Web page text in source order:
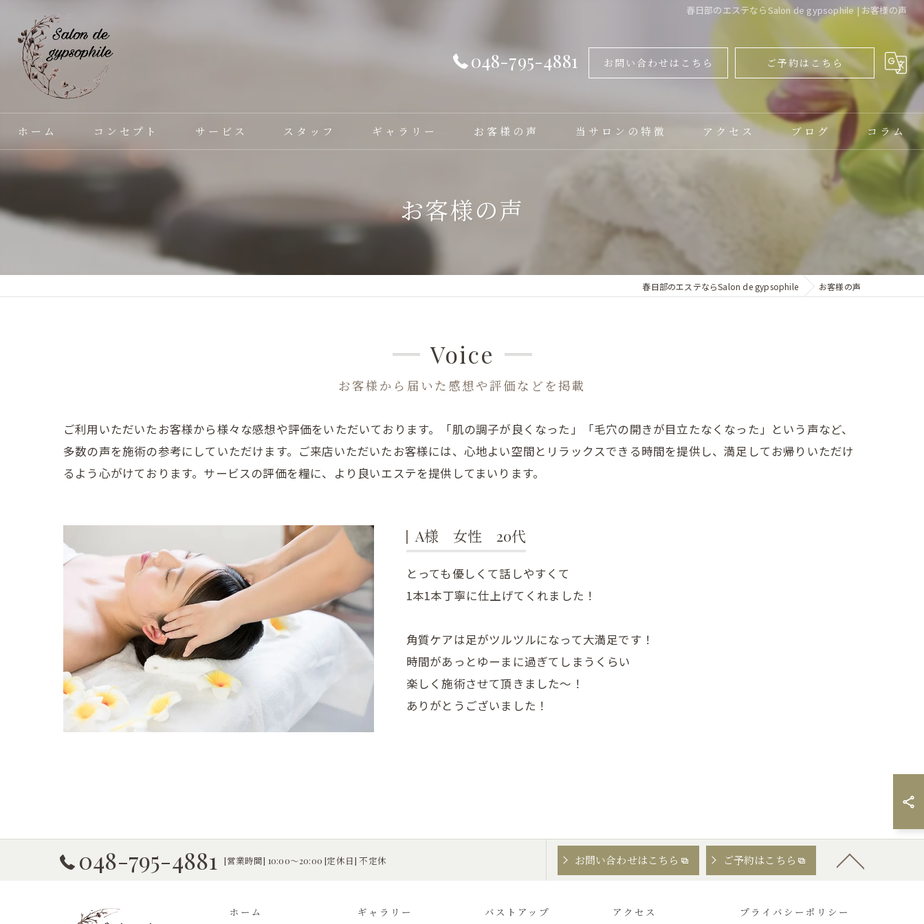
春日部のエステならSalon de gypsophile | お客様の声
048-795-4881 お問い合わせはこちら ご予約はこちら
ホーム コンセプト サービス スタッフ ギャラリー お客様の声 当サロンの特徴 アクセス ブログ コラム
お客様の声
春日部のエステならSalon de gypsophile お客様の声
Voice
お客様から届いた感想や評価などを掲載
ご利用いただいたお客様から様々な感想や評価をいただいております。「肌の調子が良くなった」「毛穴の開きが目立たなくなった」という声など、
多数の声を施術の参考にしていただけます。ご来店いただいたお客様には、心地よい空間とリラックスできる時間を提供し、満足してお帰りいただけ
るよう心がけております。サービスの評価を糧に、より良いエステを提供してまいります。
A様 女性 20代
とっても優しくて話しやすくて
1本1本丁寧に仕上げてくれました！
角質ケアは足がツルツルになって大満足です！
時間があっとゆーまに過ぎてしまうくらい
楽しく施術させて頂きました～！
ありがとうございました！
048-795-4881 [営業時間] 10:00〜20:00 [定休日] 不定休 お問い合わせはこちら ご予約はこちら
ホーム ギャラリー バストアップ アクセス プライバシーポリシー